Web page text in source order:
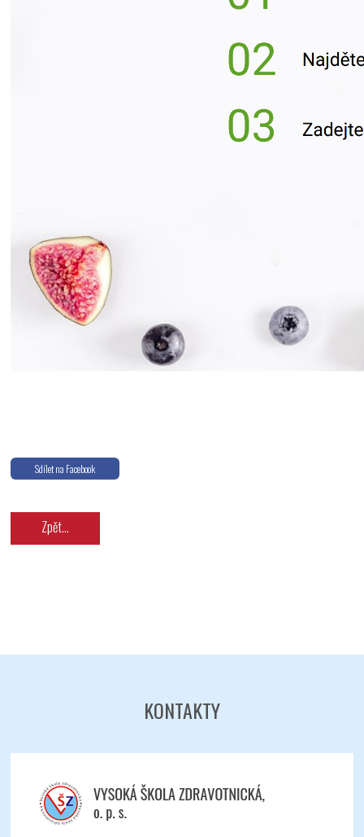
Sdílet na Facebook
Zpět...
KONTAKTY